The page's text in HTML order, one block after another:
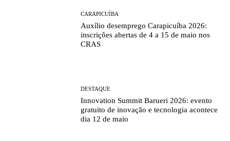
CARAPICUÍBA
Auxílio desemprego Carapicuíba 2026:
inscrições abertas de 4 a 15 de maio nos
CRAS
DESTAQUE
Innovation Summit Barueri 2026: evento
gratuito de inovação e tecnologia acontece
dia 12 de maio